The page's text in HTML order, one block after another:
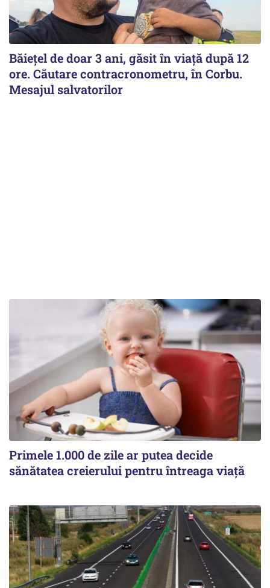
Băiețel de doar 3 ani, găsit în viață după 12
ore. Căutare contracronometru, în Corbu.
Mesajul salvatorilor
Primele 1.000 de zile ar putea decide
sănătatea creierului pentru întreaga viață